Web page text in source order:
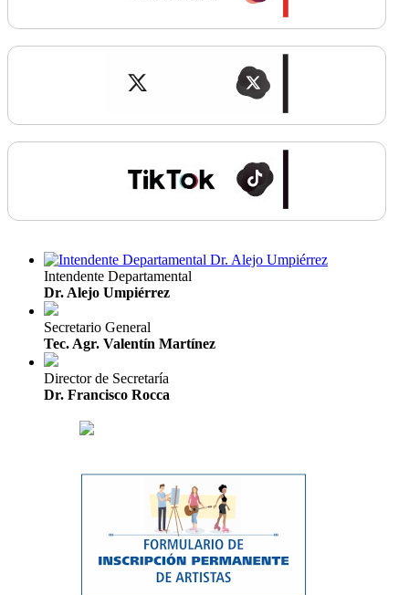
Intendente Departamental
Dr. Alejo Umpiérrez
Secretario General
Tec. Agr. Valentín Martínez
Director de Secretaría
Dr. Francisco Rocca